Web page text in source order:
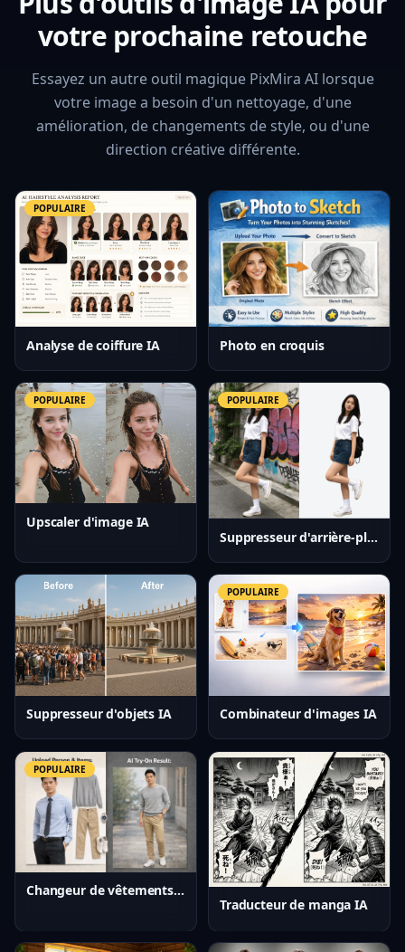
votre prochaine retouche
Essayez un autre outil magique PixMira AI lorsque
votre image a besoin d'un nettoyage, d'une
amélioration, de changements de style, ou d'une
direction créative différente.
POPULAIRE
Analyse de coiffure IA Photo en croquis
POPULAIRE
Upscaler d'image IA
POPULAIRE
Suppresseur d'arrière-plan IA
Suppresseur d'objets IA
POPULAIRE
Combinateur d'images IA
POPULAIRE
Changeur de vêtements IA
Traducteur de manga IA